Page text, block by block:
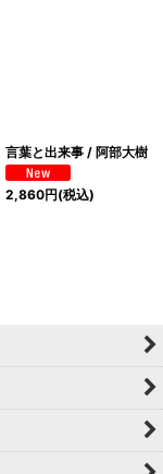
言葉と出来事 / 阿部大樹
2,860円(税込)